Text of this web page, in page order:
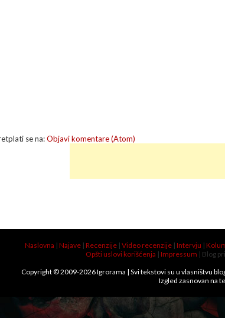
se na:Objavi komentare (Atom)
Naslovna | Najave| Recenzije| Video recenzije| Intervju |
Opšti uslovi korišćenja | Impressum | Blog
Copyright © 2009-2026Igrorama | Svi tekstovi su u vlasništvu
Izgled zasnovan na